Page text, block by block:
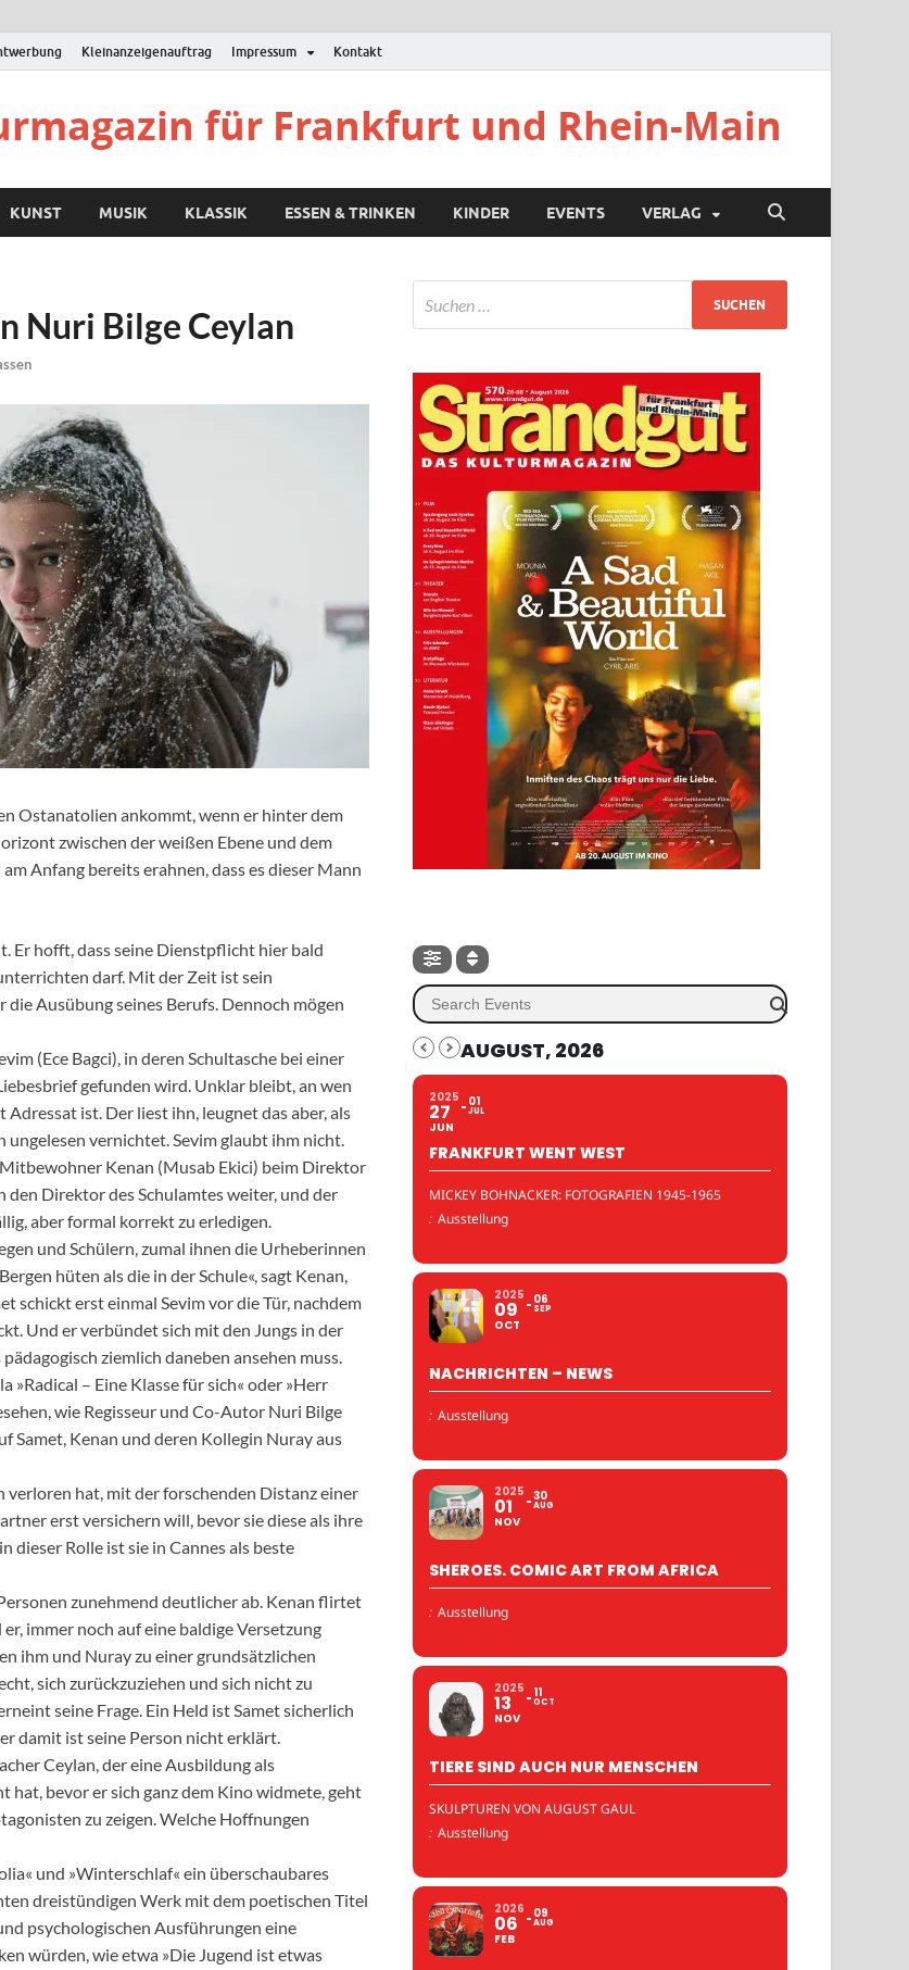
Kleinanzeigenauftrag Impressum Kontakt
für Frankfurt und Rhein-Main
KUNST MUSIK KLASSIK ESSEN & TRINKEN KINDER EVENTS VERLAG
Nuri Bilge Ceylan
Ostanatolien ankommt, wenn er hinter dem
zwischen der weißen Ebene und dem
Anfang bereits erahnen, dass es dieser Mann
Er hofft, dass seine Dienstpflicht hier bald
darf. Mit der Zeit ist sein
Ausübung seines Berufs. Dennoch mögen
(Ece Bagci), in deren Schultasche bei einer
gefunden wird. Unklar bleibt, an wen
ist. Der liest ihn, leugnet das aber, als
ungelesen vernichtet. Sevim glaubt ihm nicht.
Kenan (Musab Ekici) beim Direktor
Direktor des Schulamtes weiter, und der
aber formal korrekt zu erledigen.
und Schülern, zumal ihnen die Urheberinnen
hüten als die in der Schule«, sagt Kenan,
schickt erst einmal Sevim vor die Tür, nachdem
Und er verbündet sich mit den Jungs in der
ziemlich daneben ansehen muss.
»Radical – Eine Klasse für sich« oder »Herr
wie Regisseur und Co-Autor Nuri Bilge
Samet, Kenan und deren Kollegin Nuray aus
verloren hat, mit der forschenden Distanz einer
erst versichern will, bevor sie diese als ihre
dieser Rolle ist sie in Cannes als beste
zunehmend deutlicher ab. Kenan flirtet
immer noch auf eine baldige Versetzung
ihm und Nuray zu einer grundsätzlichen
sich zurückzuziehen und sich nicht zu
seine Frage. Ein Held ist Samet sicherlich
damit ist seine Person nicht erklärt.
Ceylan, der eine Ausbildung als
bevor er sich ganz dem Kino widmete, geht
zu zeigen. Welche Hoffnungen
und »Winterschlaf« ein überschaubares
dreistündigen Werk mit dem poetischen Titel
psychologischen Ausführungen eine
würden, wie etwa »Die Jugend ist etwas
AUGUST, 2026
2025
27
JUN
01
JUL
FRANKFURT WENT WEST
MICKEY BOHNACKER: FOTOGRAFIEN 1945-1965
: Ausstellung
2025
09
OCT
06
SEP
NACHRICHTEN – NEWS
: Ausstellung
2025
01
NOV
30
AUG
SHEROES. COMIC ART FROM AFRICA
: Ausstellung
2025
13
NOV
11
OCT
TIERE SIND AUCH NUR MENSCHEN
SKULPTUREN VON AUGUST GAUL
: Ausstellung
2026
06
FEB
09
AUG